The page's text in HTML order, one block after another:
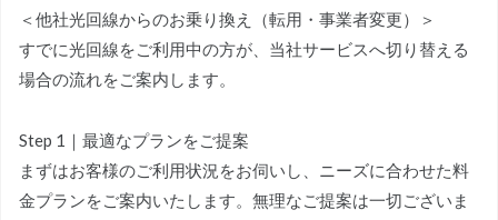
＜他社光回線からのお乗り換え（転用・事業者変更）＞
すでに光回線をご利用中の方が、当社サービスへ切り替える
場合の流れをご案内します。
Step 1｜最適なプランをご提案
まずはお客様のご利用状況をお伺いし、ニーズに合わせた料
金プランをご案内いたします。無理なご提案は一切ございま